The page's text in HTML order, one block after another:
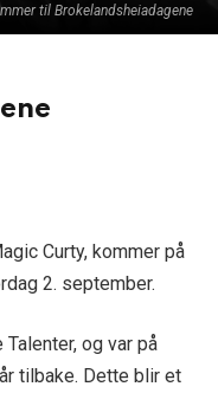
til Brokelandsheiadagene
Curty, kommer på
2. september.
og var på
tilbake. Dette blir et